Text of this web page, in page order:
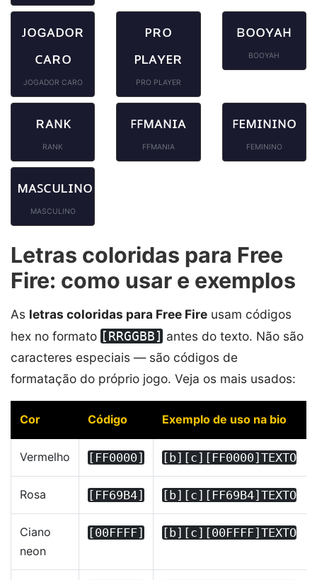
ᴊᴏɢᴀᴅᴏʀ
ᴄᴀʀᴏ
JOGADOR CARO
ᴘʀᴏ
ᴘʟᴀʏᴇʀ
PRO PLAYER
ʙᴏᴏʏᴀʜ
BOOYAH
ʀᴀɴᴋ
RANK
ꜰꜰᴍᴀɴɪᴀ
FFMANIA
ꜰᴇᴍɪɴɪɴᴏ
FEMININO
ᴍᴀꜱᴄᴜʟɪɴᴏ
MASCULINO
Letras coloridas para Free
Fire: como usar e exemplos
As letras coloridas para Free Fire usam códigos
hex no formato [RRGGBB] antes do texto. Não são
caracteres especiais — são códigos de
formatação do próprio jogo. Veja os mais usados:
Cor Código Exemplo de uso na bio
Vermelho [FF0000] [b][c][FF0000]TEXTO
Rosa [FF69B4] [b][c][FF69B4]TEXTO
Ciano
neon
[00FFFF] [b][c][00FFFF]TEXTO